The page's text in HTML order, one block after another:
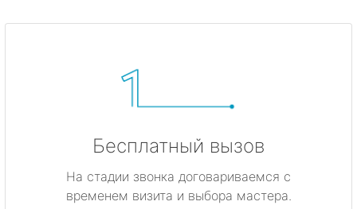
Бесплатный вызов
На стадии звонка договариваемся с
временем визита и выбора мастера.